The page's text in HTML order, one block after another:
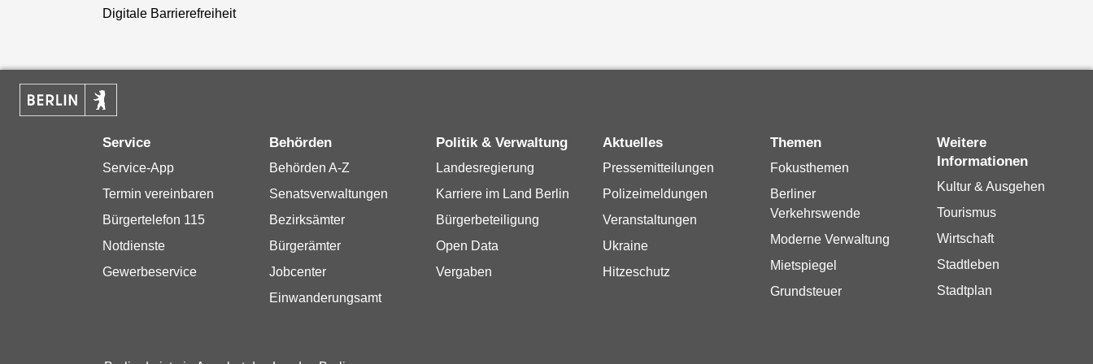
Digitale Barrierefreiheit
Service
Service-App
Termin vereinbaren
Bürgertelefon 115
Notdienste
Gewerbeservice
Behörden
Behörden A-Z
Senatsverwaltungen
Bezirksämter
Bürgerämter
Jobcenter
Einwanderungsamt
Politik & Verwaltung
Landesregierung
Karriere im Land Berlin
Bürgerbeteiligung
Open Data
Vergaben
Aktuelles
Pressemitteilungen
Polizeimeldungen
Veranstaltungen
Ukraine
Hitzeschutz
Themen
Fokusthemen
Berliner
Verkehrswende
Moderne Verwaltung
Mietspiegel
Grundsteuer
Weitere
Informationen
Kultur & Ausgehen
Tourismus
Wirtschaft
Stadtleben
Stadtplan